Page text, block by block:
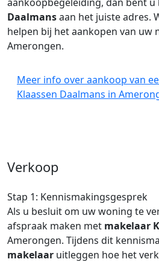
Daalmansaan het juiste adres.
helpen bij het aankopen van uw
Amerongen.
Meer info over aankoop van
Klaassen Daalmans in
Verkoop
Stap 1: Kennismakingsgesprek
Als u besluit om uw woning te
afspraak maken met makelaar
Amerongen. Tijdens dit
makelaar uitleggen hoe het